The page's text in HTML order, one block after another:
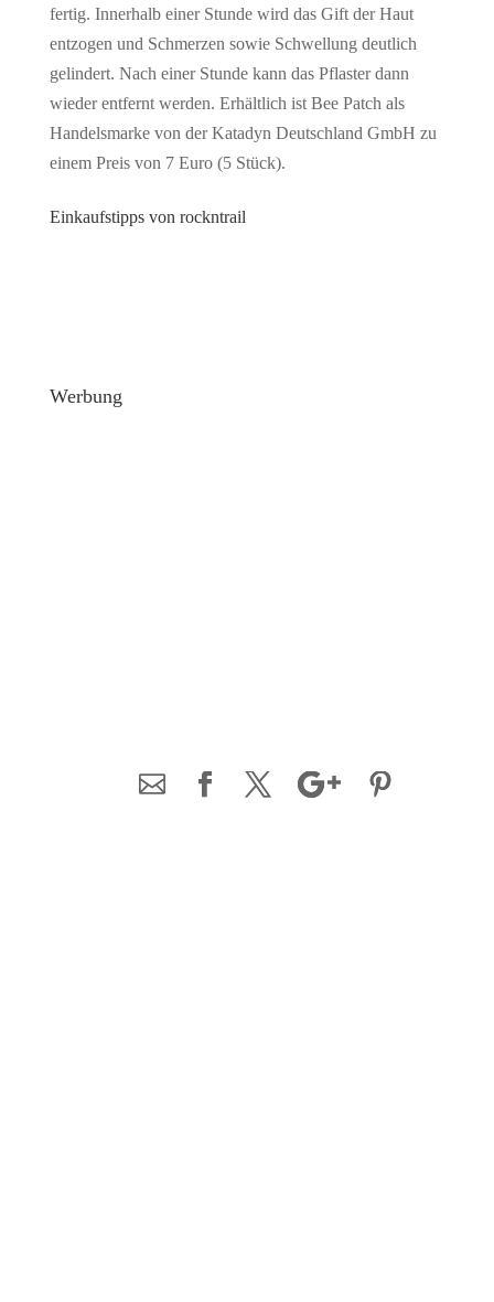
fertig. Innerhalb einer Stunde wird das Gift der Haut
entzogen und Schmerzen sowie Schwellung deutlich
gelindert. Nach einer Stunde kann das Pflaster dann
wieder entfernt werden. Erhältlich ist Bee Patch als
Handelsmarke von der Katadyn Deutschland GmbH zu
einem Preis von 7 Euro (5 Stück).
Einkaufstipps von rockntrail
Werbung